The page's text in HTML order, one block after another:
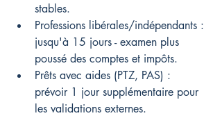
stables.
Professions libérales/indépendants :
jusqu'à 15 jours - examen plus
poussé des comptes et impôts.
Prêts avec aides (PTZ, PAS) :
prévoir 1 jour supplémentaire pour
les validations externes.